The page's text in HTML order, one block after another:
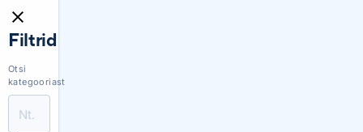
Filtrid
Otsi
kategooriast